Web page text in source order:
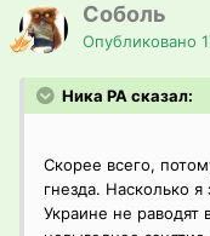
Соболь
Опубликовано
Ника РА сказал:
Скорее всего,
гнезда. Насколько
Украине не раводят